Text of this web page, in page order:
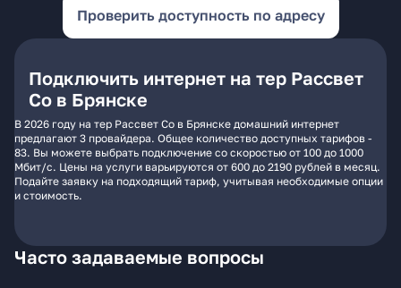
Проверить доступность по адресу
Подключить интернет на тер Рассвет
Со в Брянске
В 2026 году на тер Рассвет Со в Брянске домашний интернет
предлагают 3 провайдера. Общее количество доступных тарифов -
83. Вы можете выбрать подключение со скоростью от 100 до 1000
Мбит/с. Цены на услуги варьируются от 600 до 2190 рублей в месяц.
Подайте заявку на подходящий тариф, учитывая необходимые опции
и стоимость.
Часто задаваемые вопросы